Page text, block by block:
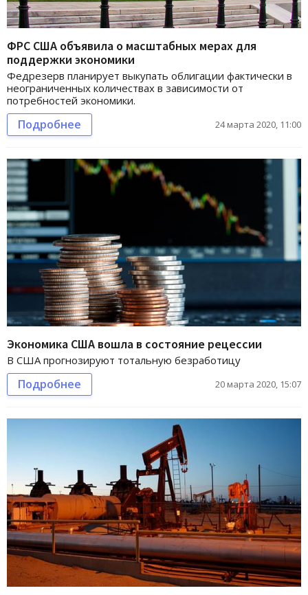
ФРС США объявила о масштабных мерах для
поддержки экономики
Федрезерв планирует выкупать облигации фактически в
неограниченных количествах в зависимости от
потребностей экономики.
Подробнее 24 марта 2020, 11:00
Экономика США вошла в состояние рецессии
В США прогнозируют тотальную безработицу
Подробнее 20 марта 2020, 15:07